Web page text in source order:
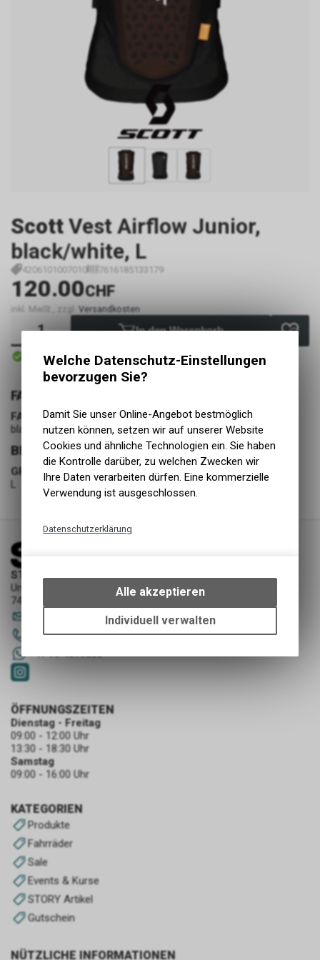
Scott Vest Airflow Junior,
black/white, L
4206101007010 7616185133179
120.00CHF
inkl. MwSt., zzgl. Versandkosten
In den Warenkorb
Versand
FARBE
FARBE
black/white
BEKLEIDUNG
GRÖSSE
L
STORY Sportwerkstatt - Thusis
Unterer Rosenbühl 7
7430 Thusis
@story-thusis.ch
081 651 52 53
+41 79 4679536
KATEGORIEN
Produkte
Fahrräder
Sale
Events & Kurse
STORY Artikel
Gutschein
NÜTZLICHE INFORMATIONEN
ÖFFNUNGSZEITEN
Dienstag - Freitag
09:00 - 12:00 Uhr
13:30 - 18:30 Uhr
Samstag
09:00 - 16:00 Uhr
Welche Datenschutz-Einstellungen
bevorzugen Sie?
Damit Sie unser Online-Angebot bestmöglich
nutzen können, setzen wir auf unserer Website
Cookies und ähnliche Technologien ein. Sie haben
die Kontrolle darüber, zu welchen Zwecken wir
Ihre Daten verarbeiten dürfen. Eine kommerzielle
Verwendung ist ausgeschlossen.
Datenschutzerklärung
bestimmte Interaktionen und
Einstellungen auf Ihrem Gerät,
um die grundlegenden
Funktionen unseres Online-
Alle akzeptieren
Individuell verwalten